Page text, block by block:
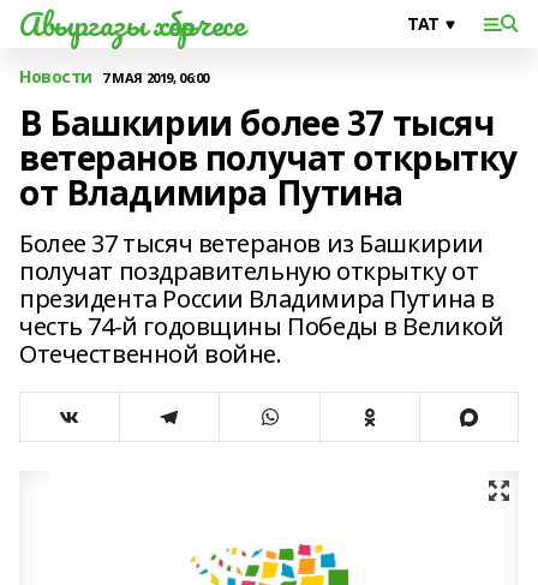
Авыргазы хәбәрчесе
Новости 7 МАЯ 2019, 06:00
В Башкирии более 37 тысяч
ветеранов получат открытку
от Владимира Путина
Более 37 тысяч ветеранов из Башкирии
получат поздравительную открытку от
президента России Владимира Путина в
честь 74-й годовщины Победы в Великой
Отечественной войне.